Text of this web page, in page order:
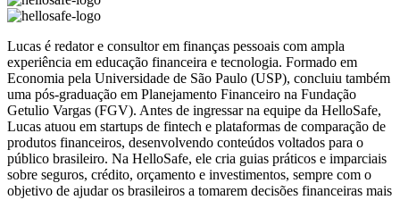
Lucas é redator e consultor em finanças pessoais com ampla
experiência em educação financeira e tecnologia. Formado em
Economia pela Universidade de São Paulo (USP), concluiu também
uma pós-graduação em Planejamento Financeiro na Fundação
Getulio Vargas (FGV). Antes de ingressar na equipe da HelloSafe,
Lucas atuou em startups de fintech e plataformas de comparação de
produtos financeiros, desenvolvendo conteúdos voltados para o
público brasileiro. Na HelloSafe, ele cria guias práticos e imparciais
sobre seguros, crédito, orçamento e investimentos, sempre com o
objetivo de ajudar os brasileiros a tomarem decisões financeiras mais